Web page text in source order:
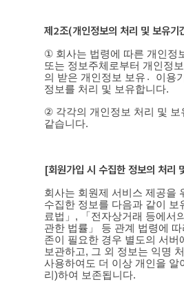
제2조(개인정보의 처리 및 보유기
① 회사는 법령에 따른 개인
또는 정보주체로부터 개인정
의 받은 개인정보 보유이〮용
정보를 처리 및 보유합니다.
② 각각의 개인정보 처리 및
같습니다.
[회원가입 시 수집한 정보의 처리
회사는 회원제 서비스 제공을
수집한 정보를 다음과 같이 보
료법」 ,
「전자상거래 등에서
관한 법률」 등 관계 법령에
존이 필요한 경우 별도의 서버
보관하고, 그 외 정보는 익명 처
사용하여도 더 이상 개인을 알
리)하여 보존됩니다.